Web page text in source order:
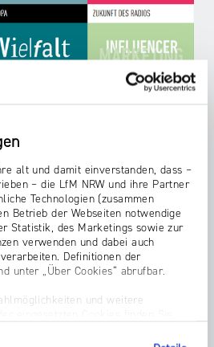
alt und damit einverstanden, dass –
– die LfM NRW und ihre Partner
Technologien (zusammen
Betrieb der Webseiten notwendige
Statistik, des Marketings sowie zur
verwenden und dabei auch
Definitionen der
unter „Über Cookies“ abrufbar.
und weitere
Datenschutzerklärung aufgerufen
Unter-Punkten
Felder.